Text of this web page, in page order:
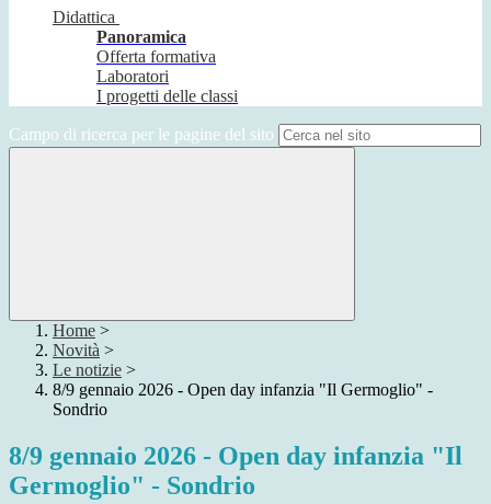
Didattica
Panoramica
Offerta formativa
Laboratori
I progetti delle classi
Campo di ricerca per le pagine del sito
Home >
Novità >
Le notizie >
8/9 gennaio 2026 - Open day infanzia "Il Germoglio" -
Sondrio
8/9 gennaio 2026 - Open day infanzia "Il
Germoglio" - Sondrio